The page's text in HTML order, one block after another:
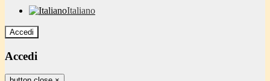
Italiano
Accedi
Accedi